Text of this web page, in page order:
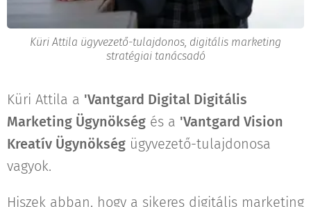
Küri Attila ügyvezető-tulajdonos, digitális marketing
stratégiai tanácsadó
Küri Attila a 'Vantgard Digital Digitális
Marketing Ügynökség és a 'Vantgard Vision
Kreatív Ügynökség ügyvezető-tulajdonosa
vagyok.
Hiszek abban, hogy a sikeres digitális marketing